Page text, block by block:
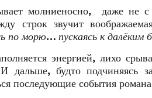
молниеносно, даже не
строк звучит
по морю… пускаясь к далёким
энергией, лихо
дальше, будто подчиняясь
последующие события